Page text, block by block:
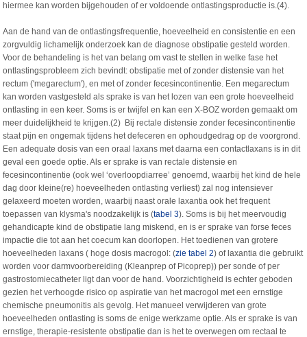
hiermee kan worden bijgehouden of er voldoende ontlastingsproductie is.(4).
Aan de hand van de ontlastingsfrequentie, hoeveelheid en consistentie en een
zorgvuldig lichamelijk onderzoek kan de diagnose obstipatie gesteld worden.
Voor de behandeling is het van belang om vast te stellen in welke fase het
ontlastingsprobleem zich bevindt: obstipatie met of zonder distensie van het
rectum ('megarectum'), en met of zonder fecesincontinentie. Een megarectum
kan worden vastgesteld als sprake is van het lozen van een grote hoeveelheid
ontlasting in een keer. Soms is er twijfel en kan een X-BOZ worden gemaakt om
meer duidelijkheid te krijgen.(2) Bij rectale distensie zonder fecesincontinentie
staat pijn en ongemak tijdens het defeceren en ophoudgedrag op de voorgrond.
Een adequate dosis van een oraal laxans met daarna een contactlaxans is in dit
geval een goede optie. Als er sprake is van rectale distensie en
fecesincontinentie (ook wel ‘overloopdiarree’ genoemd, waarbij het kind de hele
dag door kleine(re) hoeveelheden ontlasting verliest) zal nog intensiever
gelaxeerd moeten worden, waarbij naast orale laxantia ook het frequent
toepassen van klysma's noodzakelijk is (tabel 3). Soms is bij het meervoudig
gehandicapte kind de obstipatie lang miskend, en is er sprake van forse feces
impactie die tot aan het coecum kan doorlopen. Het toedienen van grotere
hoeveelheden laxans ( hoge dosis macrogol: (zie tabel 2) of laxantia die gebruikt
worden voor darmvoorbereiding (Kleanprep of Picoprep)) per sonde of per
gastrostomiecatheter ligt dan voor de hand. Voorzichtigheid is echter geboden
gezien het verhoogde risico op aspiratie van het macrogol met een ernstige
chemische pneumonitis als gevolg. Het manueel verwijderen van grote
hoeveelheden ontlasting is soms de enige werkzame optie. Als er sprake is van
ernstige, therapie-resistente obstipatie dan is het te overwegen om rectaal te